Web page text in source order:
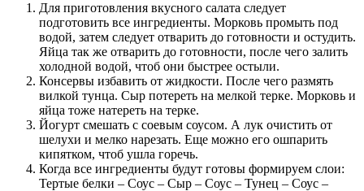
Для приготовления вкусного салата следует
подготовить все ингредиенты. Морковь промыть под
водой, затем следует отварить до готовности и остудить.
Яйца так же отварить до готовности, после чего залить
холодной водой, чтоб они быстрее остыли.
Консервы избавить от жидкости. После чего размять
вилкой тунца. Сыр потереть на мелкой терке. Морковь и
яйца тоже натереть на терке.
Йогурт смешать с соевым соусом. А лук очистить от
шелухи и мелко нарезать. Еще можно его ошпарить
кипятком, чтоб ушла горечь.
Когда все ингредиенты будут готовы формируем слои:
Тертые белки – Соус – Сыр – Соус – Тунец – Соус –